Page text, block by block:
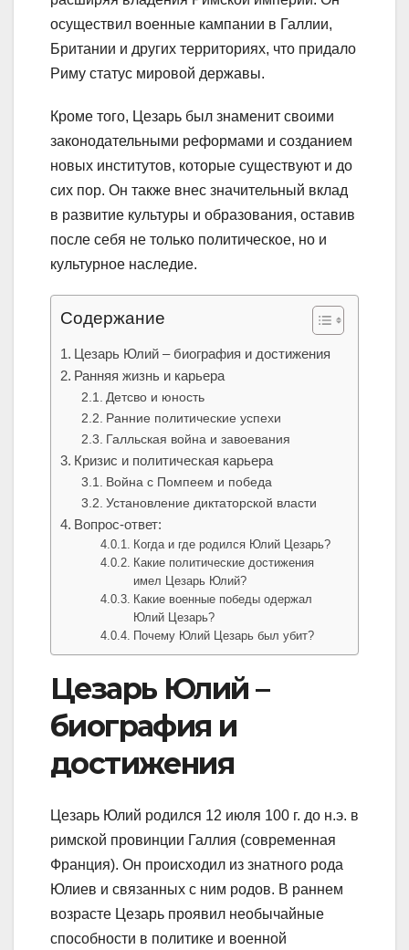
осуществил военные кампании в Галлии,
Британии и других территориях, что придало
Риму статус мировой державы.
Кроме того, Цезарь был знаменит своими
законодательными реформами и созданием
новых институтов, которые существуют и до
сих пор. Он также внес значительный вклад
в развитие культуры и образования, оставив
после себя не только политическое, но и
культурное наследие.
Содержание
Цезарь Юлий – биография и достижения
Ранняя жизнь и карьера
Детсво и юность
Ранние политические успехи
Галльская война и завоевания
Кризис и политическая карьера
Война с Помпеем и победа
Установление диктаторской власти
Вопрос-ответ:
Когда и где родился Юлий Цезарь?
Какие политические достижения
имел Цезарь Юлий?
Какие военные победы одержал
Юлий Цезарь?
Почему Юлий Цезарь был убит?
Цезарь Юлий –
биография и
достижения
Цезарь Юлий родился 12 июля 100 г. до н.э. в
римской провинции Галлия (современная
Франция). Он происходил из знатного рода
Юлиев и связанных с ним родов. В раннем
возрасте Цезарь проявил необычайные
способности в политике и военной